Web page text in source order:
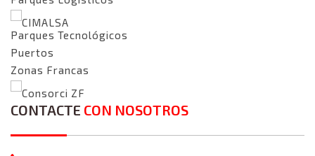
CIMALSA
Parques Tecnológicos
Puertos
Zonas Francas
Consorci ZF
CONTACTE CON NOSOTROS